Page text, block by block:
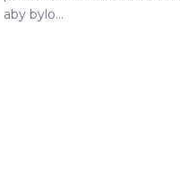
aby bylo...